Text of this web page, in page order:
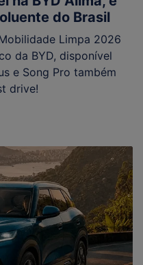
do Brasil
Limpa 2026
da BYD, disponível
e Song Pro também
drive!